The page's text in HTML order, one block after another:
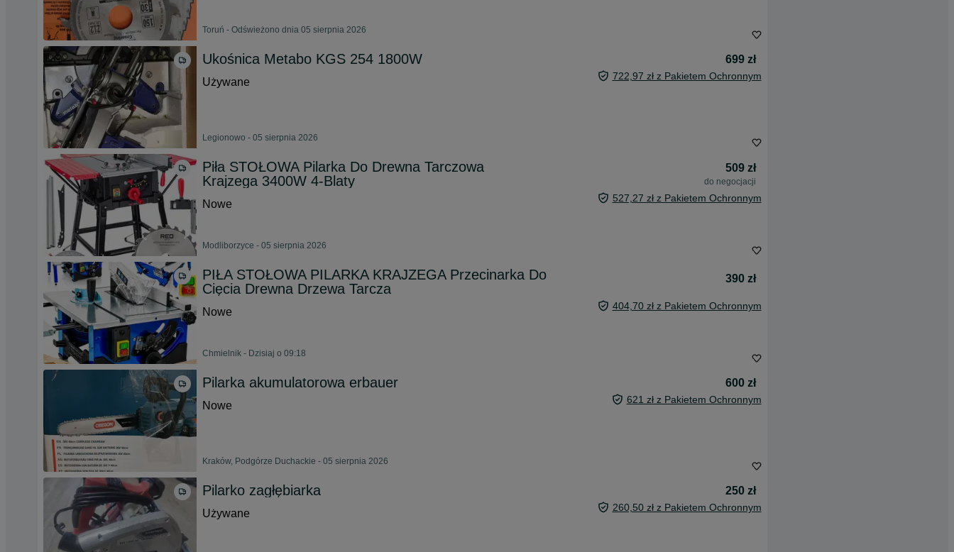
Toruń - Odświeżono dnia 05 sierpnia 2026
Ukośnica Metabo KGS 254 1800W
699 zł
Używane
722,97 zł z Pakietem Ochronnym
Legionowo - 05 sierpnia 2026
Piła STOŁOWA Pilarka Do Drewna Tarczowa
Krajzega 3400W 4-Blaty
509 zł
do negocjacji
Nowe 527,27 zł z Pakietem Ochronnym
Modliborzyce - 05 sierpnia 2026
PIŁA STOŁOWA PILARKA KRAJZEGA Przecinarka Do
Cięcia Drewna Drzewa Tarcza
390 zł
Nowe 404,70 zł z Pakietem Ochronnym
Chmielnik - Dzisiaj o 09:18
Pilarka akumulatorowa erbauer
600 zł
Nowe
621 zł z Pakietem Ochronnym
Kraków, Podgórze Duchackie - 05 sierpnia 2026
Pilarko zagłębiarka
250 zł
Używane
260,50 zł z Pakietem Ochronnym